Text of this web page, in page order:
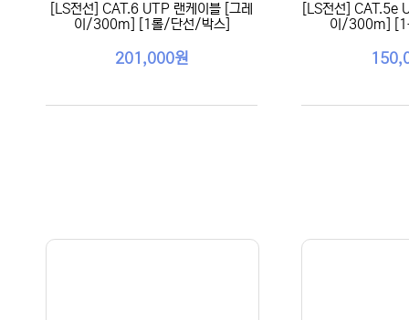
[LS전선] CAT.6 UTP 랜케이블 [그레
이/300m] [1롤/단선/박스]
201,000원
[LS전선] CAT.5e
이/300m] [1